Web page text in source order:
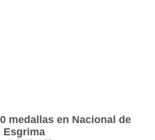
medallas en Nacional de
Esgrima